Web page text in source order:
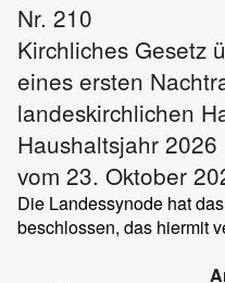
Nr. 210
Kirchliches Gesetz
eines ersten
landeskirchlichen
Haushaltsjahr 2026
vom 23. Oktober
Die Landessynode hat
beschlossen, das hiermit